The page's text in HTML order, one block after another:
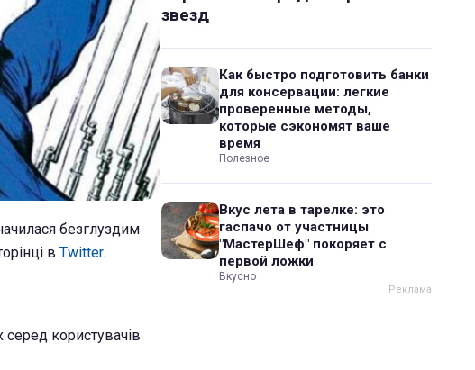
безглуздим
в Twitter.
користувачів
звезд
Как быстро подготовить банки
для консервации: легкие
проверенные методы,
которые сэкономят ваше
время
Полезное
Вкус лета в тарелке: это
гаспачо от участницы
"МастерШеф" покоряет с
первой ложки
Вкусно